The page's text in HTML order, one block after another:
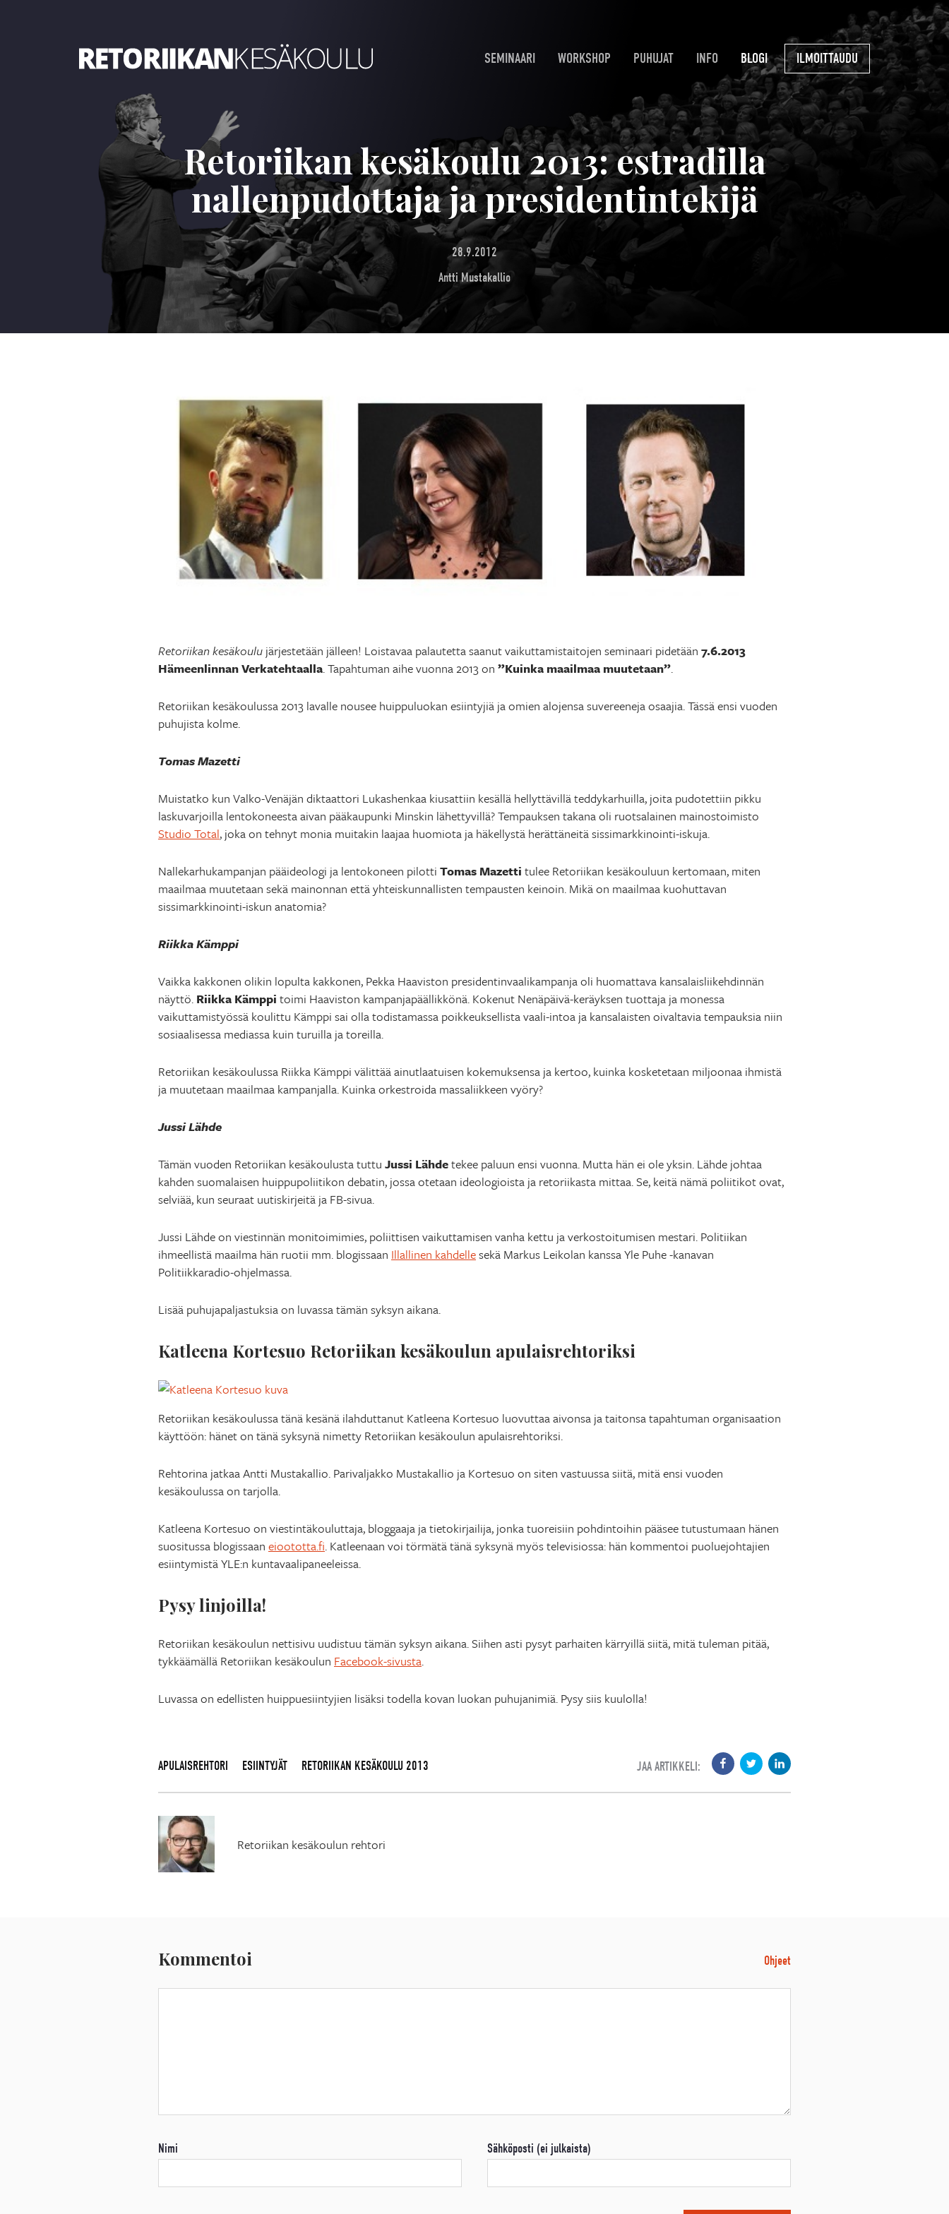
SEMINAARI WORKSHOP PUHUJAT INFO BLOGI ILMOITTAUDU
Retoriikan kesäkoulu 2013: estradilla
nallenpudottaja ja presidentintekijä
28.9.2012
Antti Mustakallio
Retoriikan kesäkoulu järjestetään jälleen! Loistavaa palautetta saanut vaikuttamistaitojen seminaari pidetään 7.6.2013
Hämeenlinnan Verkatehtaalla. Tapahtuman aihe vuonna 2013 on ”Kuinka maailmaa muutetaan”.
Retoriikan kesäkoulussa 2013 lavalle nousee huippuluokan esiintyjiä ja omien alojensa suvereeneja osaajia. Tässä ensi vuoden
puhujista kolme.
Tomas Mazetti
Muistatko kun Valko-Venäjän diktaattori Lukashenkaa kiusattiin kesällä hellyttävillä teddykarhuilla, joita pudotettiin pikku
laskuvarjoilla lentokoneesta aivan pääkaupunki Minskin lähettyvillä? Tempauksen takana oli ruotsalainen mainostoimisto
Studio Total, joka on tehnyt monia muitakin laajaa huomiota ja häkellystä herättäneitä sissimarkkinointi-iskuja.
Nallekarhukampanjan pääideologi ja lentokoneen pilotti Tomas Mazetti tulee Retoriikan kesäkouluun kertomaan, miten
maailmaa muutetaan sekä mainonnan että yhteiskunnallisten tempausten keinoin. Mikä on maailmaa kuohuttavan
sissimarkkinointi-iskun anatomia?
Riikka Kämppi
Vaikka kakkonen olikin lopulta kakkonen, Pekka Haaviston presidentinvaalikampanja oli huomattava kansalaisliikehdinnän
näyttö. Riikka Kämppi toimi Haaviston kampanjapäällikkönä. Kokenut Nenäpäivä-keräyksen tuottaja ja monessa
vaikuttamistyössä koulittu Kämppi sai olla todistamassa poikkeuksellista vaali-intoa ja kansalaisten oivaltavia tempauksia niin
sosiaalisessa mediassa kuin turuilla ja toreilla.
Retoriikan kesäkoulussa Riikka Kämppi välittää ainutlaatuisen kokemuksensa ja kertoo, kuinka kosketetaan miljoonaa ihmistä
ja muutetaan maailmaa kampanjalla. Kuinka orkestroida massaliikkeen vyöry?
Jussi Lähde
Tämän vuoden Retoriikan kesäkoulusta tuttu Jussi Lähdetekee paluun ensi vuonna. Mutta hän ei ole yksin. Lähde johtaa
kahden suomalaisen huippupoliitikon debatin, jossa otetaan ideologioista ja retoriikasta mittaa. Se, keitä nämä poliitikot ovat,
selviää, kun seuraat uutiskirjeitä ja FB-sivua.
Jussi Lähde on viestinnän monitoimimies, poliittisen vaikuttamisen vanha kettu ja verkostoitumisen mestari. Politiikan
ihmeellistä maailma hän ruotii mm. blogissaan Illallinen kahdellesekä Markus Leikolan kanssa Yle Puhe -kanavan
Politiikkaradio-ohjelmassa.
Lisää puhujapaljastuksia on luvassa tämän syksyn aikana.
Katleena Kortesuo Retoriikan kesäkoulun apulaisrehtoriksi
Retoriikan kesäkoulussa tänä kesänä ilahduttanut Katleena Kortesuo luovuttaa aivonsa ja taitonsa tapahtuman organisaation
käyttöön: hänet on tänä syksynä nimetty Retoriikan kesäkoulun apulaisrehtoriksi.
Rehtorina jatkaa Antti Mustakallio. Parivaljakko Mustakallio ja Kortesuo on siten vastuussa siitä, mitä ensi vuoden
kesäkoulussa on tarjolla.
Katleena Kortesuo on viestintäkouluttaja, bloggaaja ja tietokirjailija, jonka tuoreisiin pohdintoihin pääsee tutustumaan hänen
suositussa blogissaan eioototta.fi. Katleenaan voi törmätä tänä syksynä myös televisiossa: hän kommentoi puoluejohtajien
esiintymistä YLE:n kuntavaalipaneeleissa.
Pysy linjoilla!
Retoriikan kesäkoulun nettisivu uudistuu tämän syksyn aikana. Siihen asti pysyt parhaiten kärryillä siitä, mitä tuleman pitää,
tykkäämällä Retoriikan kesäkoulun Facebook-sivusta.
Luvassa on edellisten huippuesiintyjien lisäksi todella kovan luokan puhujanimiä. Pysy siis kuulolla!
APULAISREHTORI ESIINTYJÄT RETORIIKAN KESÄKOULU 2013 JAA ARTIKKELI:
Retoriikan kesäkoulun rehtori
Kommentoi Ohjeet
Nimi Sähköposti (ei julkaista)